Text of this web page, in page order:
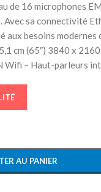
16 microphones
Avec sa connectivité
besoins modernes
cm (65″) 3840 x 2160
Wifi – Haut-parleurs
AU PANIER